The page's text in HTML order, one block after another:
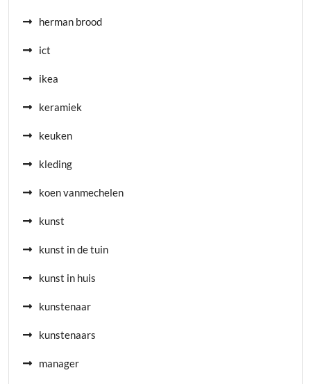
herman brood
ict
ikea
keramiek
keuken
kleding
koen vanmechelen
kunst
kunst in de tuin
kunst in huis
kunstenaar
kunstenaars
manager